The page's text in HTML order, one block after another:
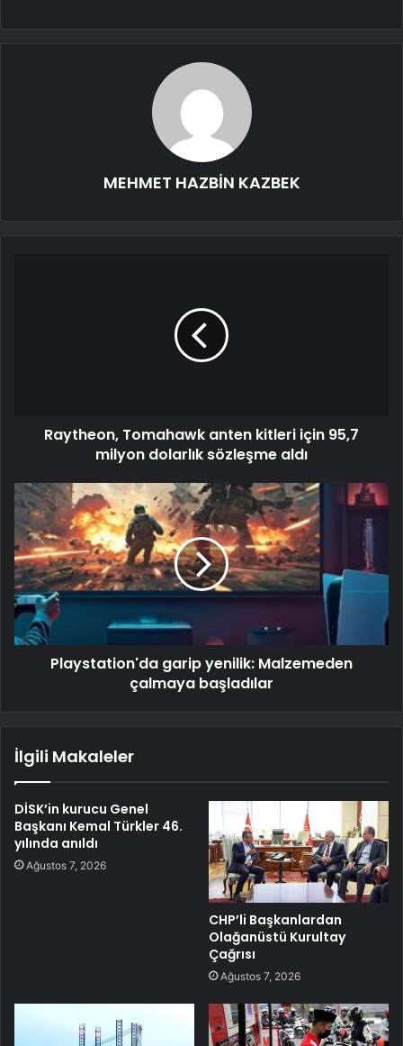
MEHMET HAZBİN KAZBEK
Raytheon, Tomahawk anten kitleri için 95,7
milyon dolarlık sözleşme aldı
Playstation'da garip yenilik: Malzemeden
çalmaya başladılar
İlgili Makaleler
DİSK’in kurucu Genel
Başkanı Kemal Türkler 46.
yılında anıldı
Ağustos 7, 2026
CHP’li Başkanlardan
Olağanüstü Kurultay
Çağrısı
Ağustos 7, 2026